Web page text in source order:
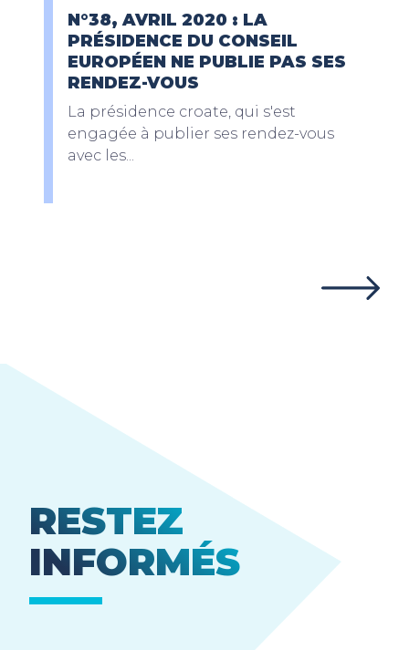
N°38, AVRIL 2020 : LA
PRÉSIDENCE DU CONSEIL
EUROPÉEN NE PUBLIE PAS SES
RENDEZ-VOUS
La présidence croate, qui s'est
engagée à publier ses rendez-vous
avec les...
RESTEZ
INFORMÉS